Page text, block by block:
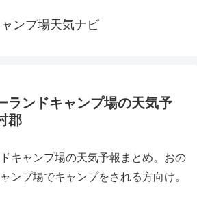
ンプ場天気ナビ
ランドキャンプ場の天気予
郡
キャンプ場の天気予報まとめ。おの
ンプ場でキャンプをされる方向け。